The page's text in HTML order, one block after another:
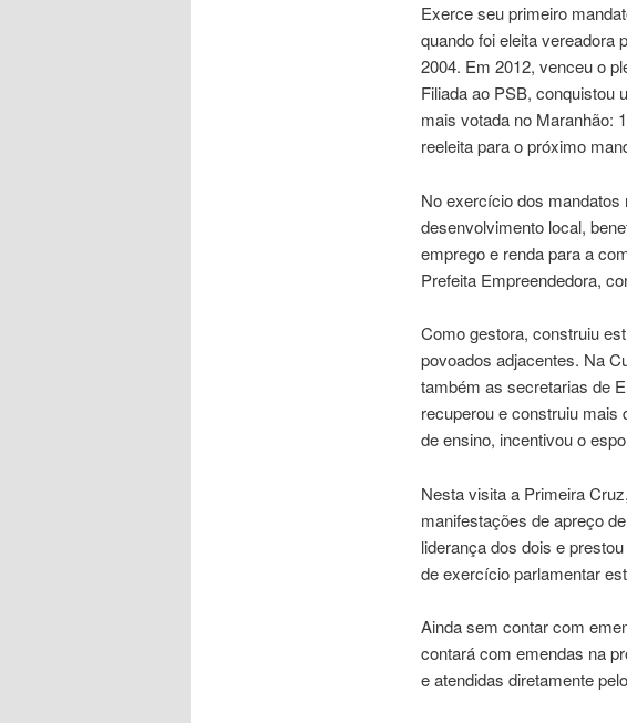
Exerce seu primeiro
quando foi eleita vereadora
2004. Em 2012, venceu o
Filiada ao PSB, conquistou
mais votada no Maranhão:
reeleita para o próximo
No exercício dos
desenvolvimento local,
emprego e renda para a
Prefeita Empreendedora,
Como gestora, construiu
povoados adjacentes. Na
também as secretarias de
recuperou e construiu mais
de ensino, incentivou o
Nesta visita a Primeira
manifestações de apreço
liderança dos dois e
de exercício parlamentar
Ainda sem contar com
contará com emendas na
e atendidas diretamente